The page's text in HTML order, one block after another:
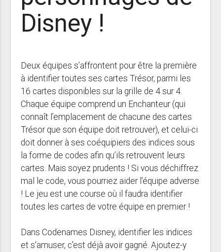
Disney !
Deux équipes s’affrontent pour être la première
à identifier toutes ses cartes Trésor, parmi les
16 cartes disponibles sur la grille de 4 sur 4.
Chaque équipe comprend un Enchanteur (qui
connaît l’emplacement de chacune des cartes
Trésor que son équipe doit retrouver), et celui-ci
doit donner à ses coéquipiers des indices sous
la forme de codes afin qu’ils retrouvent leurs
cartes. Mais soyez prudents ! Si vous déchiffrez
mal le code, vous pourriez aider l’équipe adverse
! Le jeu est une course où il faudra identifier
toutes les cartes de votre équipe en premier !
Dans Codenames Disney, identifier les indices
et s'amuser, c'est déjà avoir gagné. Ajoutez-y